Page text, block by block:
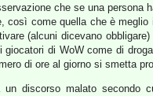
che se una
così come quella che è
(alcuni dicevano
giocatori di WoW come di
di ore al giorno si smetta
un discorso malato secondo